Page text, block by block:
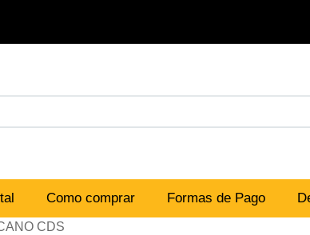
Como comprar Formas de Pago
CDS